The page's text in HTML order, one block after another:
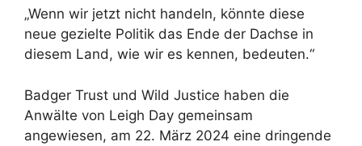
„Wenn wir jetzt nicht handeln, könnte diese
neue gezielte Politik das Ende der Dachse in
diesem Land, wie wir es kennen, bedeuten.“
Badger Trust und Wild Justice haben die
Anwälte von Leigh Day gemeinsam
angewiesen, am 22. März 2024 eine dringende